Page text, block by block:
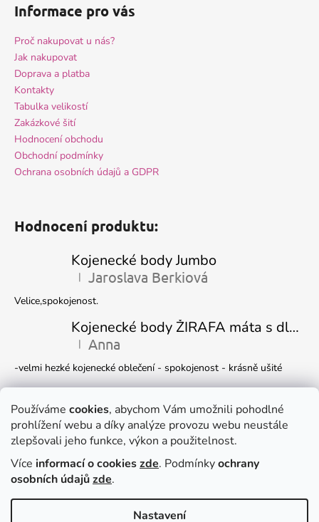
Používáme cookies, abychom Vám umožnili pohodlné
prohlížení webu a díky analýze provozu webu neustále
zlepšovali jeho funkce, výkon a použitelnost.
Více informací o cookieszde. Podmínkyochrany
osobních údajůzde.
Nastavení
Informace pro vás
Proč nakupovat u nás?
Jak nakupovat
Doprava a platba
Kontakty
Tabulka velikostí
Zakázkové šití
Hodnocení obchodu
Obchodní podmínky
Ochrana osobních údajů a GDPR
Hodnocení produktu:
Kojenecké body Jumbo
Hodnocení produktu je 5 z 5 hvězdiček.
| Jaroslava Berkiová
Velice,spokojenost.
Kojenecké body ŽIRAFA máta s dlouhým rukávem
Hodnocení produktu je 5 z 5 hvězdiček.
| Anna
-velmi hezké kojenecké oblečení - spokojenost - krásně ušité
Kojenecká čepička DINO
Hodnocení produktu je 5 z 5 hvězdiček.
| Ivana Marková
Krásné
Facebook